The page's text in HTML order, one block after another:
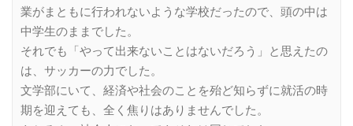
業がまともに行われないような学校だったので、頭の中は
中学生のままでした。
それでも「やって出来ないことはないだろう」と思えたの
は、サッカーの力でした。
文学部にいて、経済や社会のことを殆ど知らずに就活の時
期を迎えても、全く焦りはありませんでした。